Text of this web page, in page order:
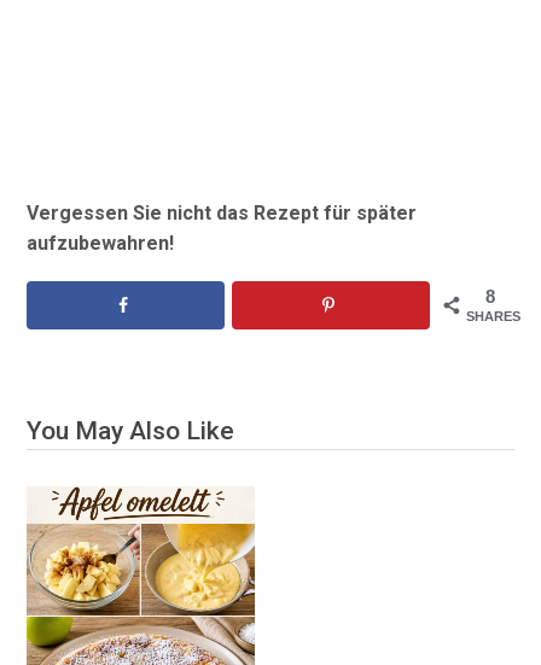
Vergessen Sie nicht das Rezept für später
aufzubewahren!
8
SHARES
You May Also Like